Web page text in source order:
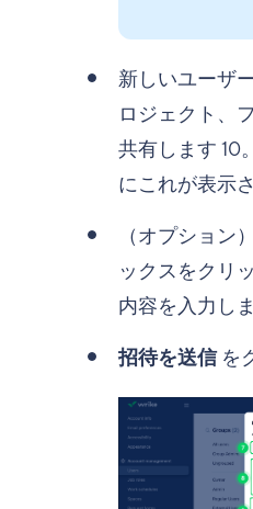
新しいユーザ
ロジェクト、
共有します 10
にこれが表示
（オプション）
ックスをクリ
内容を入力し
招待を送信を